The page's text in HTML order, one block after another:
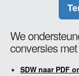
We
conversies
SDW naar PDF